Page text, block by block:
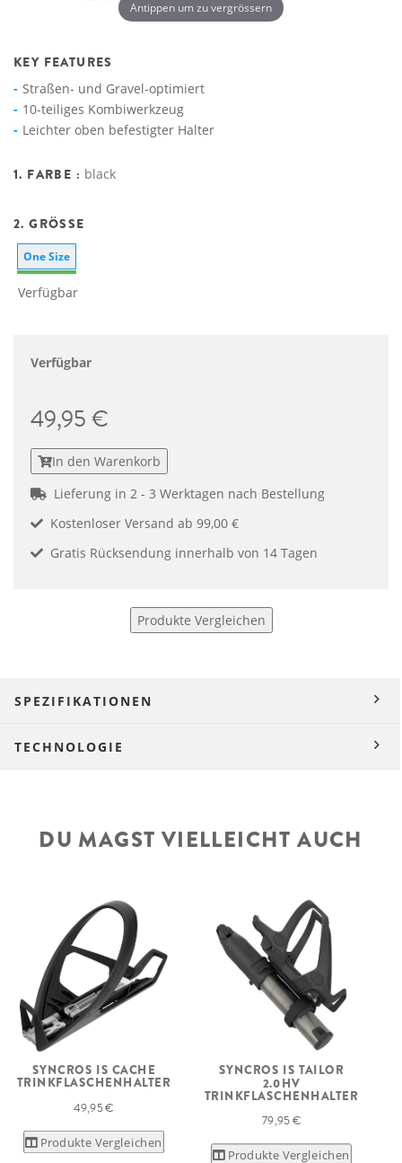
Antippen um zu vergrössern
KEY FEATURES
Straßen- und Gravel-optimiert
10-teiliges Kombiwerkzeug
Leichter oben befestigter Halter
1. FARBE : black
2. GRÖSSE
One Size
Verfügbar
Verfügbar
49,95 €
In den Warenkorb
Lieferung in 2 - 3 Werktagen nach Bestellung
Kostenloser Versand ab 99,00 €
Gratis Rücksendung innerhalb von 14 Tagen
Produkte Vergleichen
SPEZIFIKATIONEN
TECHNOLOGIE
DU MAGST VIELLEICHT AUCH
SYNCROS IS CACHE
TRINKFLASCHENHALTER
49,95 €
Produkte Vergleichen
SYNCROS IS TAILOR
2.0HV
TRINKFLASCHENHALTER
79,95 €
Produkte Vergleichen